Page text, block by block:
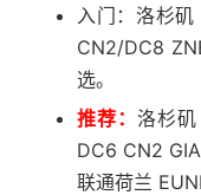
入门：洛杉
CN2/DC8
选。
推荐：洛杉
DC6 CN2
联通荷兰